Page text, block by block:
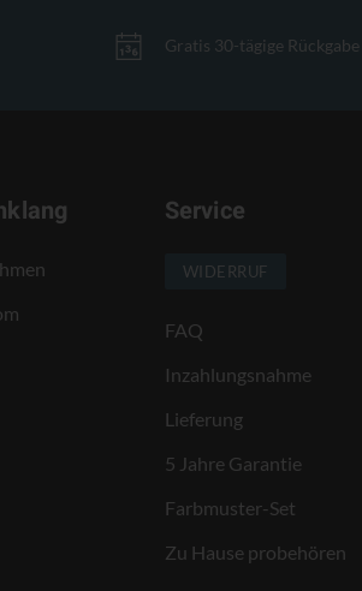
Gratis 30-tägige Rückgabe
Service
WIDERRUF
FAQ
Inzahlungsnahme
Lieferung
5 Jahre Garantie
Farbmuster-Set
Zu Hause probehören